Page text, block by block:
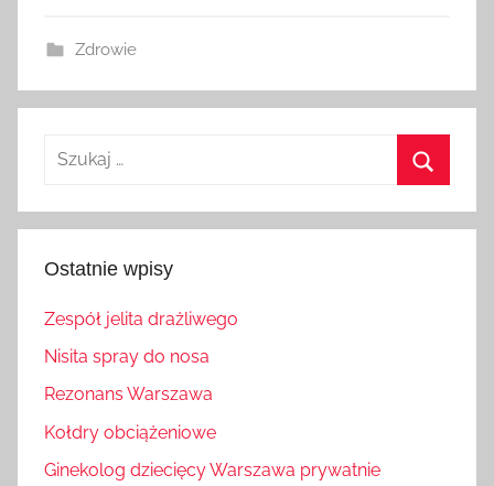
Zdrowie
Szukaj:
Ostatnie wpisy
Zespół jelita drażliwego
Nisita spray do nosa
Rezonans Warszawa
Kołdry obciążeniowe
Ginekolog dziecięcy Warszawa prywatnie